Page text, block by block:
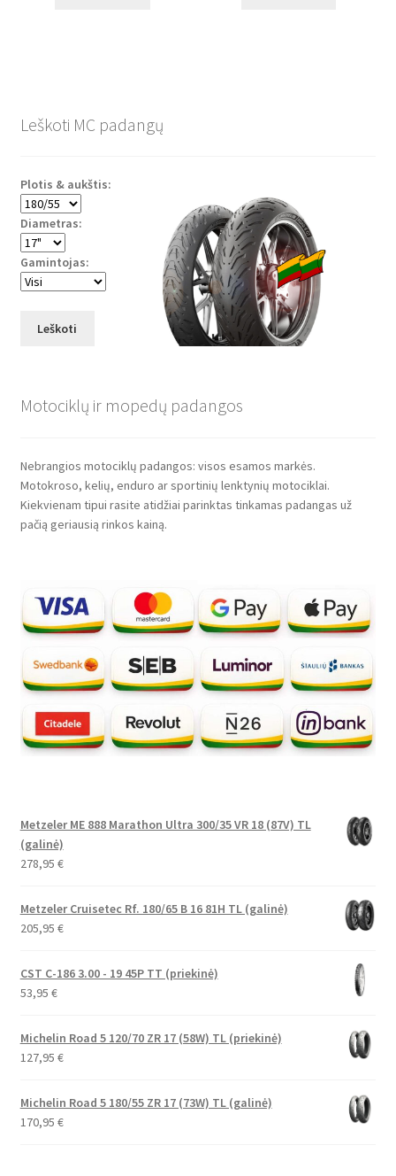
Leškoti MC padangų
Plotis & aukštis:
Diametras:
Gamintojas:
Leškoti
Motociklų ir mopedų padangos
Nebrangios motociklų padangos: visos esamos markės.
Motokroso, kelių, enduro ar sportinių lenktynių motociklai.
Kiekvienam tipui rasite atidžiai parinktas tinkamas padangas už
pačią geriausią rinkos kainą.
Metzeler ME 888 Marathon Ultra 300/35 VR 18 (87V) TL
(galinė)
278,95 €
Metzeler Cruisetec Rf. 180/65 B 16 81H TL (galinė)
205,95 €
CST C-186 3.00 - 19 45P TT (priekinė)
53,95 €
Michelin Road 5 120/70 ZR 17 (58W) TL (priekinė)
127,95 €
Michelin Road 5 180/55 ZR 17 (73W) TL (galinė)
170,95 €